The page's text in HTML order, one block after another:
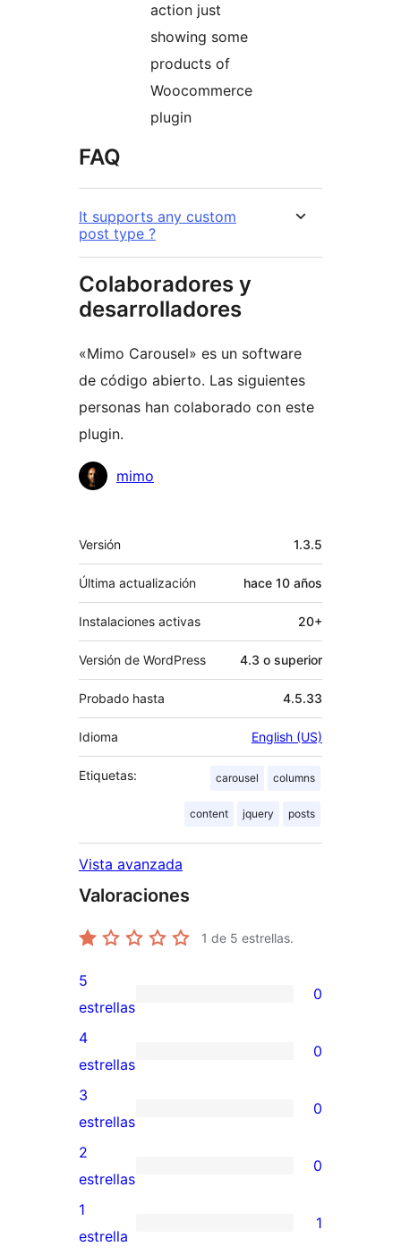
action just
showing some
products of
Woocommerce
plugin
FAQ
It supports any custom
post type ?
Colaboradores y
desarrolladores
«Mimo Carousel» es un software
de código abierto. Las siguientes
personas han colaborado con este
plugin.
Colaboradores
mimo
Meta
Versión 1.3.5
Última actualización hace 10 años
Instalaciones activas 20+
Versión de WordPress 4.3 o superior
Probado hasta 4.5.33
Idioma English (US)
Etiquetas: carousel columns
content jquery posts
Vista avanzada
Valoraciones
1 de 5 estrellas.
0
valoraciones
de
5
estrellas
5
estrellas
0
0
valoraciones
de
4
estrellas
4
estrellas
0
0
valoraciones
de
3
estrellas
3
estrellas
0
0
valoraciones
de
2
estrellas
0
1
1
estrella
1